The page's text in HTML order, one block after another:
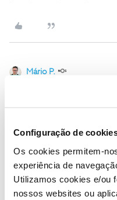
Configuração de
Os cookies permitem-
experiência de
Utilizamos cookies e/ou
nossos websites ou
Mário P.
Obrigado
Ajude a comunidade a
como "Melhor Resposta" e